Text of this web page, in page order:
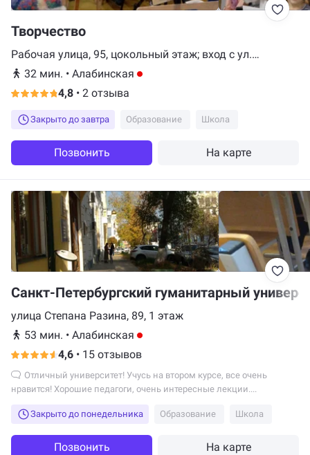
Творчество
Рабочая улица, 95, цокольный этаж; вход с ул.
Никитинская
32 мин. • Алабинская
4,8 • 2 отзыва
Закрыто до завтра Образование Школа
Позвонить На карте
Санкт-Петербургский гуманитарный
улица Степана Разина, 89, 1 этаж
53 мин. • Алабинская
4,6 • 15 отзывов
нравится! Хорошие педагоги, очень интересные лекции....
Закрыто до понедельника Образование Школа
Позвонить На карте